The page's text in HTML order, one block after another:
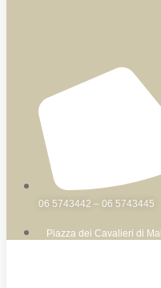
06 5743442 – 06 5743445
Piazza dei Cavalieri di